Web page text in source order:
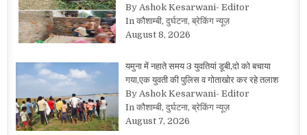
By Ashok Kesarwani- Editor
In कौशाम्बी, दुर्घटना, ब्रेकिंग न्यूज़
August 8, 2026
यमुना में नहाते समय 3 युवतियां डूबी,दो को बचाया
गया,एक युवती की पुलिस व गोताखोर कर रहे तलाश
By Ashok Kesarwani- Editor
In कौशाम्बी, दुर्घटना, ब्रेकिंग न्यूज़
August 7, 2026